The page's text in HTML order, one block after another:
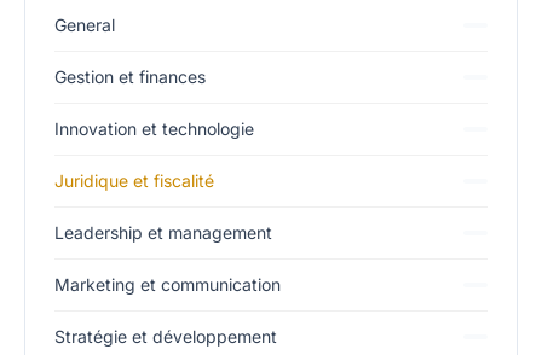
General
Gestion et finances
Innovation et technologie
Juridique et fiscalité
Leadership et management
Marketing et communication
Stratégie et développement